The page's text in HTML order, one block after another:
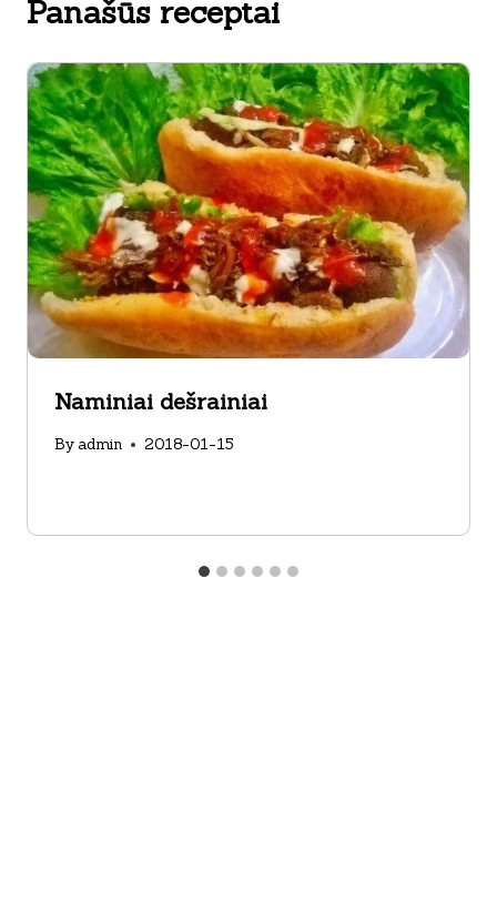
Panašūs receptai
Naminiai dešrainiai
By admin 2018-01-15